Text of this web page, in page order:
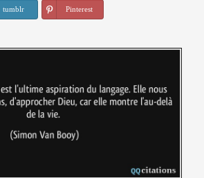
tumblr Pinterest